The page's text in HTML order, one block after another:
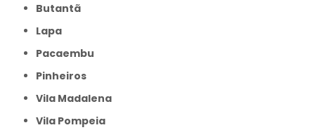
Butantã
Lapa
Pacaembu
Pinheiros
Vila Madalena
Vila Pompeia